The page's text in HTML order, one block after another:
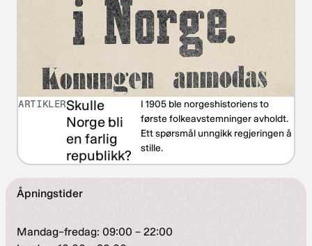
ARTIKLERSkulle
Norge bli
en farlig
republikk?
I 1905 ble norgeshistoriens to
første folkeavstemninger avholdt.
Ett spørsmål unngikk regjeringen å
stille.
Åpningstider
Mandag–fredag: 09:00 – 22:00